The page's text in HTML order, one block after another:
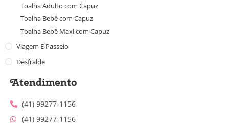
Toalha Adulto com Capuz
Toalha Bebê com Capuz
Toalha Bebê Maxi com Capuz
Viagem E Passeio
Desfralde
Atendimento
(41) 99277-1156
(41) 99277-1156